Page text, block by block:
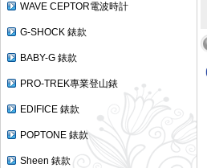
WAVE CEPTOR電波時計
G-SHOCK 錶款
BABY-G 錶款
PRO-TREK專業登山錶
EDIFICE 錶款
POPTONE 錶款
Sheen 錶款